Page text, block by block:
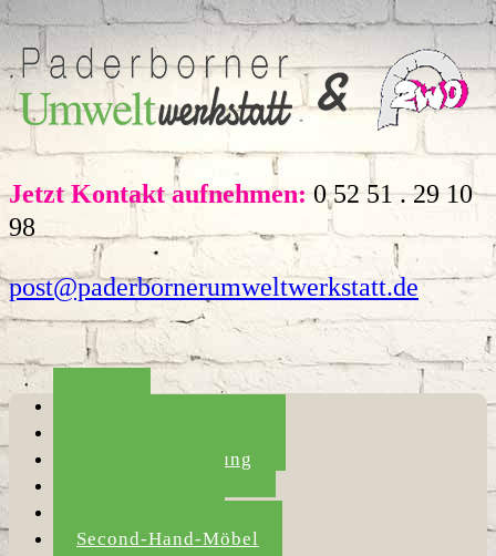
Jetzt Kontakt aufnehmen:0 52 51 . 29 10
98
post@paderbornerumweltwerkstatt.de
Haushaltsauflösung
Second-Hand-Möbel